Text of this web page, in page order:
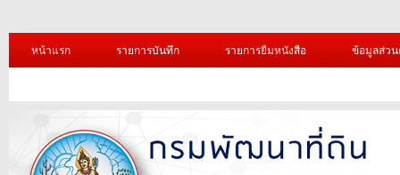
หน้าแรก รายการบันทึก รายการยืมหนังสือ ข้อมูลส่ว